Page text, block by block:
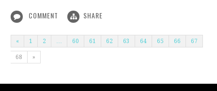
COMMENT SHARE
« 1 2 60 61 62 63 64 65 66 67
68 »